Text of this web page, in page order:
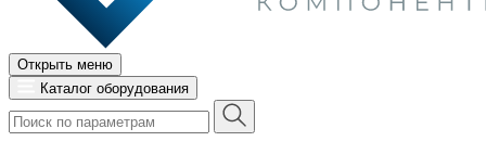
Открыть меню
Каталог оборудования